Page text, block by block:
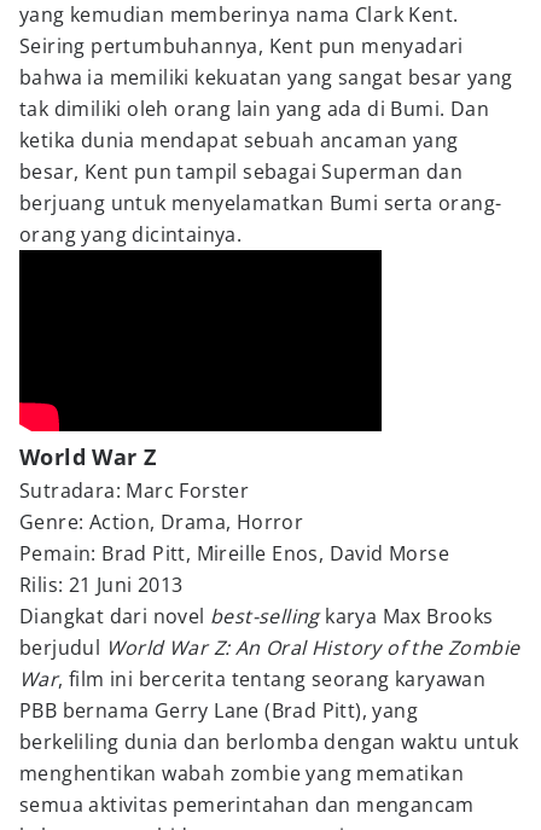
yang kemudian memberinya nama Clark Kent.
Seiring pertumbuhannya, Kent pun menyadari
bahwa ia memiliki kekuatan yang sangat besar yang
tak dimiliki oleh orang lain yang ada di Bumi. Dan
ketika dunia mendapat sebuah ancaman yang
besar, Kent pun tampil sebagai Superman dan
berjuang untuk menyelamatkan Bumi serta orang-
orang yang dicintainya.
World War Z
Sutradara: Marc Forster
Genre: Action, Drama, Horror
Pemain: Brad Pitt, Mireille Enos, David Morse
Rilis: 21 Juni 2013
Diangkat dari novel best-sellingkarya Max Brooks
berjudul World War Z: An Oral History of the Zombie
War, film ini bercerita tentang seorang karyawan
PBB bernama Gerry Lane (Brad Pitt), yang
berkeliling dunia dan berlomba dengan waktu untuk
menghentikan wabah zombie yang mematikan
semua aktivitas pemerintahan dan mengancam